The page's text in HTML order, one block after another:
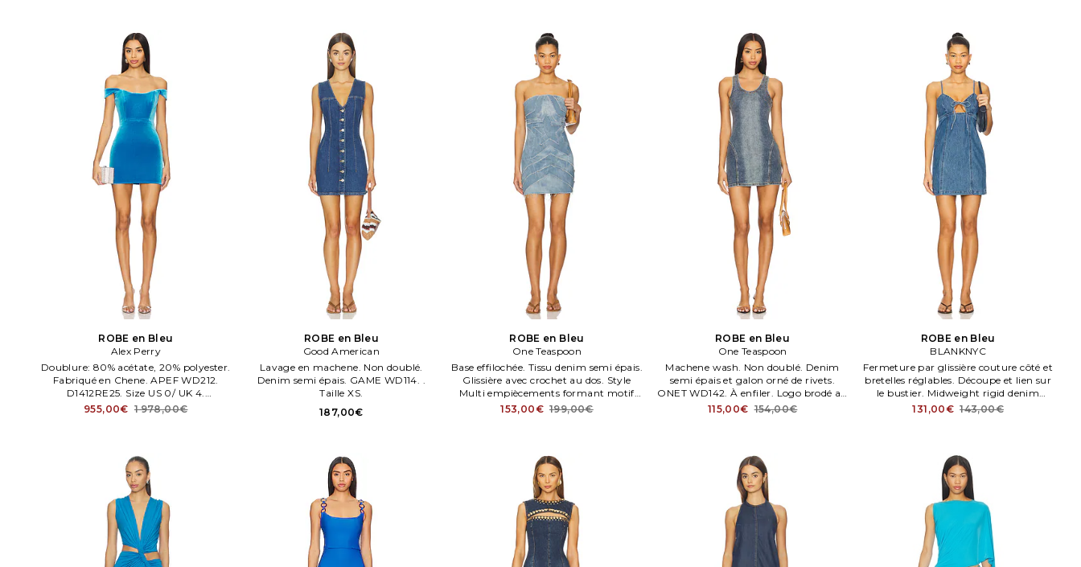
ROBE en Bleu
Alex Perry
Doublure: 80% acétate, 20% polyester.
Fabriqué en Chene. APEF WD212.
D1412RE25. Size US 0/ UK 4.
Composition: 93% polyester, 7%
955,00€ 1 978,00€
ROBE en Bleu
Good American
Lavage en machene. Non doublé.
Denim semi épais. GAME WD114. .
Taille XS.
187,00€
ROBE en Bleu
One Teaspoon
Base effilochée. Tissu denim semi épais.
Glissière avec crochet au dos. Style
Multi empiècements formant motif
étoile. Lavage en machene à l'eau
153,00€ 199,00€
ROBE en Bleu
One Teaspoon
Machene wash. Non doublé. Denim
semi épais et galon orné de rivets.
ONET WD142. À enfiler. Logo brodé au
dos.
115,00€ 154,00€
ROBE en Bleu
BLANKNYC
Fermeture par glissière couture côté et
bretelles réglables. Découpe et lien sur
le bustier. Midweight rigid denim
fabric. BLAN WD31. Lavage en
131,00€ 143,00€